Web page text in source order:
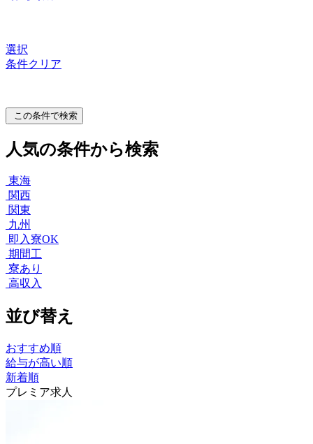
選択
条件クリア
この条件で検索
人気の条件から検索
東海
関西
関東
九州
即入寮OK
期間工
寮あり
高収入
並び替え
おすすめ順
給与が高い順
新着順
プレミア求人